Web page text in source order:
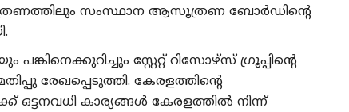
സംസ്ഥാന ആസൂത്രണ ബോർഡിന്റെ
സ്റ്റേറ്റ് റിസോഴ്സ് ഗ്രൂപ്പിന്റെ
രേഖപ്പെടുത്തി. കേരളത്തിന്റെ
ഒട്ടനവധി കാര്യങ്ങൾ കേരളത്തിൽ നിന്ന്